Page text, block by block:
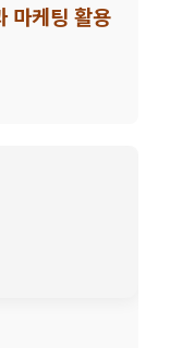
마케팅 활용